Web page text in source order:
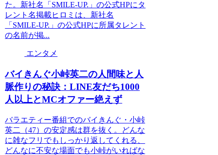
た。新社名「SMILE-UP.」の公式HPにタ
レント名掲載ヒロミは、新社名
「SMILE-UP.」の公式HPに所属タレント
の名前が掲...
エンタメ
バイきんぐ小峠英二の人間味と人
脈作りの秘訣：LINE友だち1000
人以上とMCオファー絶えず
バラエティー番組でのバイきんぐ・小峠
英二（47）の安定感は群を抜く。どんな
に雑なフリでもしっかり返してくれる、
どんなに不安な場面でも小峠がいればな